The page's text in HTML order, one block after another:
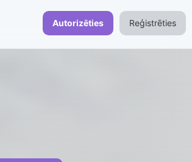
Autorizēties Reģistrēties